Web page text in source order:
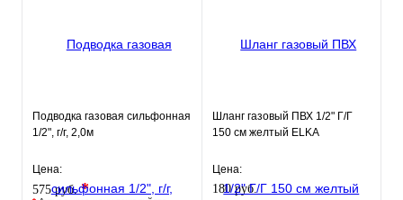
Подводка газовая сильфонная
1/2", г/г, 2,0м
Цена:
575 руб.*
Шланг газовый ПВХ 1/2" Г/Г
150 см желтый ELKA
Цена:
180 руб.